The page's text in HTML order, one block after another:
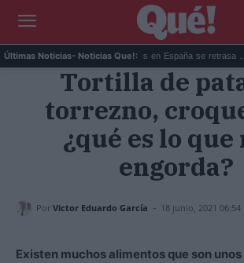
Últimas Noticias- Noticias Que!:
La jubilación de las mujeres en España se retrasa ...
Tortilla de
torrezno,
¿qué es lo que
engorda?
Por Victor Eduardo García - 18 junio, 2021 06:54
Existen muchos alimentos que son